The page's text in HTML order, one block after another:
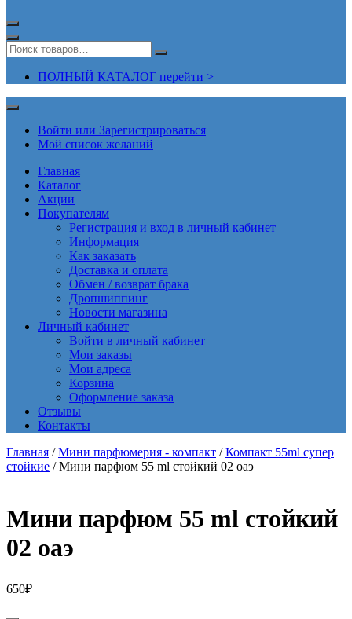
ПОЛНЫЙ КАТАЛОГ перейти >
Войти или Зарегистрироваться
Мой список желаний
Главная
Каталог
Акции
Покупателям
Регистрация и вход в личный кабинет
Информация
Как заказать
Доставка и оплата
Обмен / возврат брака
Дропшиппинг
Новости магазина
Личный кабинет
Войти в личный кабинет
Мои заказы
Мои адреса
Корзина
Оформление заказа
Отзывы
Контакты
Главная /Мини парфюмерия - компакт /Компакт 55ml супер
стойкие / Мини парфюм 55 ml стойкий 02 оаэ
Мини парфюм 55 ml стойкий
02 оаэ
650₽